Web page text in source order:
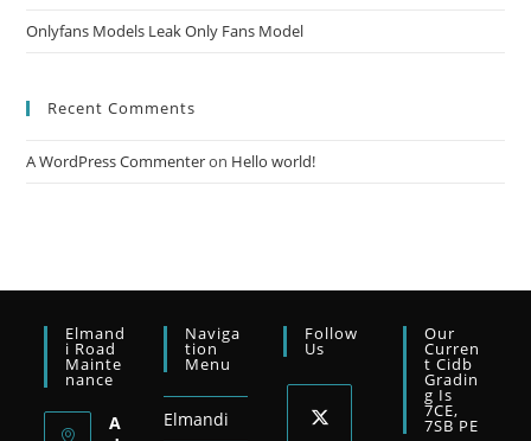
Onlyfans Models Leak Only Fans Model
Recent Comments
A WordPress Commenteron Hello world!
Elmand
I Road
Mainte
Nance
A
Naviga
Tion
Menu
Elmandi
Follow
Us
Our
Curren
T Cidb
Gradin
G Is
7CE,
7SB PE